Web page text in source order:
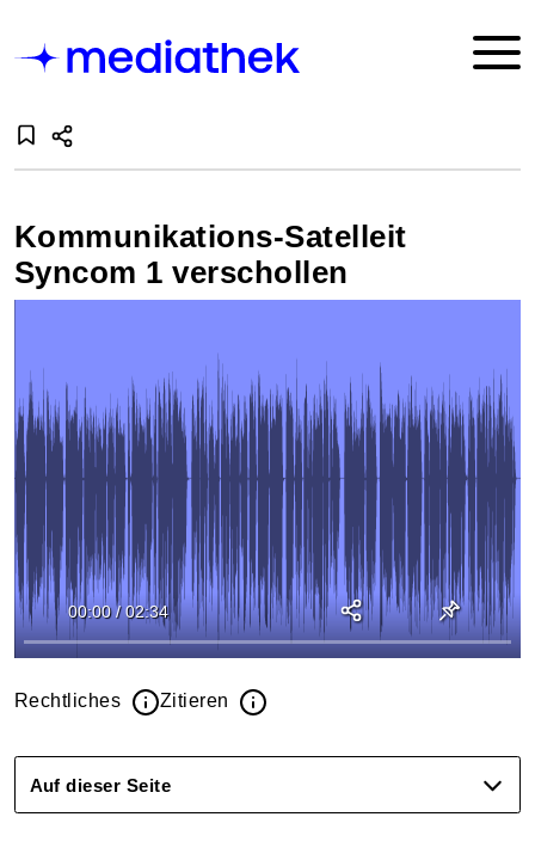
Kommunikations-Satelleit
Syncom 1 verschollen
00:00 / 02:34
Rechtliches Zitieren
Auf dieser Seite